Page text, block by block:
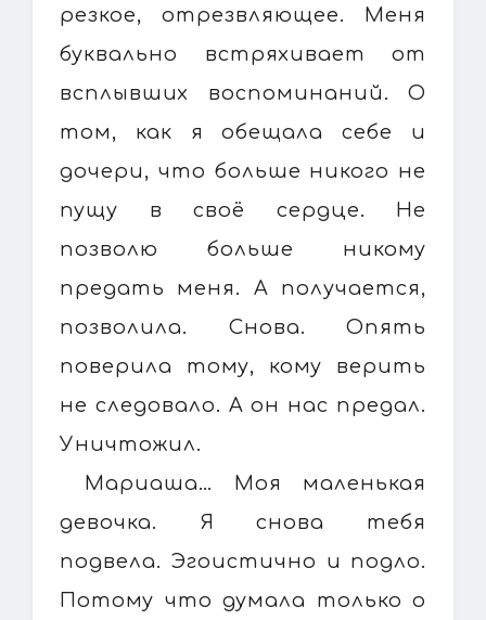
резкое, отрезвляющее. Меня
буквально встряхивает от
всплывших воспоминаний. О
том, как я обещала себе и
дочери, что больше никого не
пущу в своё сердце. Не
позволю больше никому
предать меня. А получается,
позволила. Снова. Опять
поверила тому, кому верить
не следовало. А он нас предал.
Уничтожил.
Мариаша… Моя маленькая
девочка. Я снова тебя
подвела. Эгоистично и подло.
Потому что думала только о